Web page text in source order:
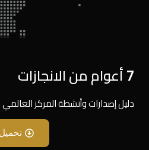
7 أعوام من الانجازات
دليل إصدارات وأنشطة المركز
تحميل